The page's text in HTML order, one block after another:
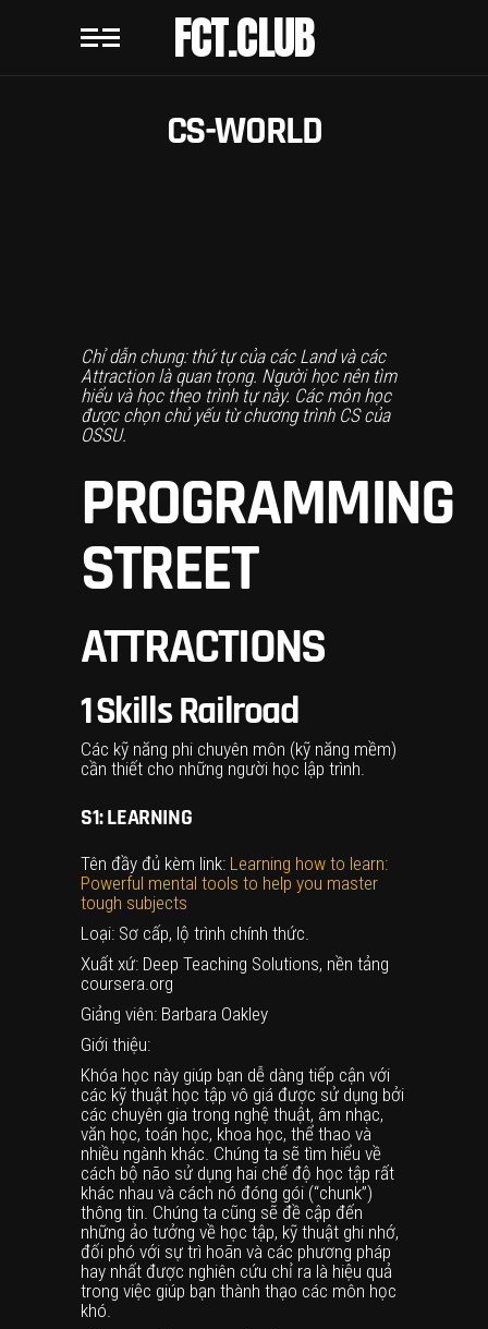
FCT.CLUB
CS-WORLD
Chỉ dẫn chung: thứ tự của các Land và các
Attraction là quan trọng. Người học nên tìm
hiểu và học theo trình tự này. Các môn học
được chọn chủ yếu từ chương trình CS của
OSSU.
PROGRAMMING
STREET
ATTRACTIONS
1Skills Railroad
Các kỹ năng phi chuyên môn (kỹ năng mềm)
cần thiết cho những người học lập trình.
S1: LEARNING
Tên đầy đủ kèm link: Learning how to learn:
Powerful mental tools to help you master
tough subjects
Loại: Sơ cấp, lộ trình chính thức.
Xuất xứ: Deep Teaching Solutions, nền tảng
coursera.org
Giảng viên: Barbara Oakley
Giới thiệu:
Khóa học này giúp bạn dễ dàng tiếp cận với
các kỹ thuật học tập vô giá được sử dụng bởi
các chuyên gia trong nghệ thuật, âm nhạc,
văn học, toán học, khoa học, thể thao và
nhiều ngành khác. Chúng ta sẽ tìm hiểu về
cách bộ não sử dụng hai chế độ học tập rất
khác nhau và cách nó đóng gói (“chunk”)
thông tin. Chúng ta cũng sẽ đề cập đến
những ảo tưởng về học tập, kỹ thuật ghi nhớ,
đối phó với sự trì hoãn và các phương pháp
hay nhất được nghiên cứu chỉ ra là hiệu quả
trong việc giúp bạn thành thạo các môn học
khó.